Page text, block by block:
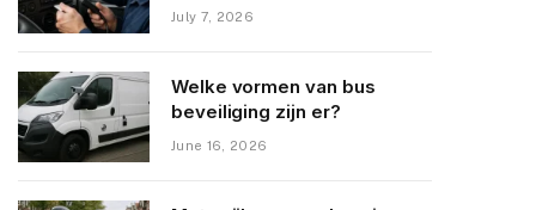
July 7, 2026
Welke vormen van bus
beveiliging zijn er?
June 16, 2026